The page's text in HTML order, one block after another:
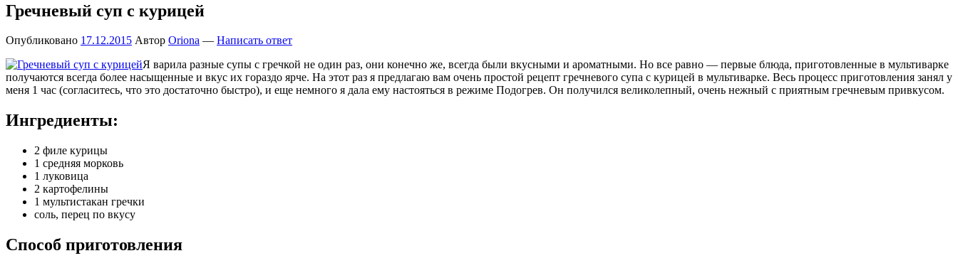
Гречневый суп с курицей
Опубликовано 17.12.2015 Автор Oriona — Написать ответ
Я варила разные супы с гречкой не один раз, они конечно же, всегда были вкусными и ароматными. Но все равно — первые блюда, приготовленные в мультиварке
получаются всегда более насыщенные и вкус их гораздо ярче. На этот раз я предлагаю вам очень простой рецепт гречневого супа с курицей в мультиварке. Весь процесс приготовления занял у
меня 1 час (согласитесь, что это достаточно быстро), и еще немного я дала ему настояться в режиме Подогрев. Он получился великолепный, очень нежный с приятным гречневым привкусом.
Ингредиенты:
2 филе курицы
1 средняя морковь
1 луковица
2 картофелины
1 мультистакан гречки
соль, перец по вкусу
Способ приготовления